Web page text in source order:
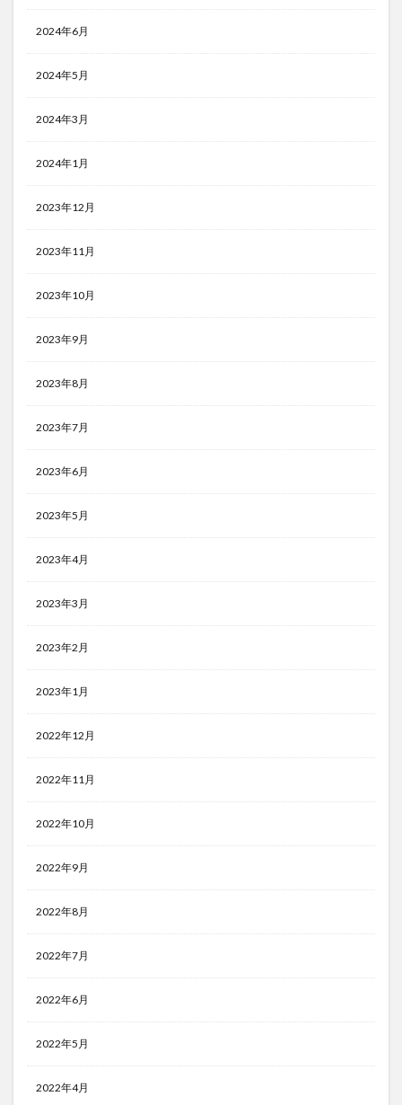
2024年6月
2024年5月
2024年3月
2024年1月
2023年12月
2023年11月
2023年10月
2023年9月
2023年8月
2023年7月
2023年6月
2023年5月
2023年4月
2023年3月
2023年2月
2023年1月
2022年12月
2022年11月
2022年10月
2022年9月
2022年8月
2022年7月
2022年6月
2022年5月
2022年4月